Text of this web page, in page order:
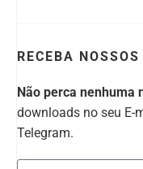
RECEBA
Não perca nenhuma
downloads no seu E-
Telegram.